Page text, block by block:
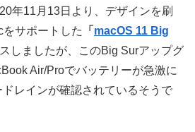
年11月13日より、デザインを刷
サポートした
「 macOS 11 Big
しましたが、このBig Surアップグ
Air/Proでバッテリーが急激に
レインが確認されているそうで